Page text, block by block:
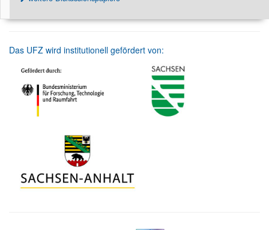
Das UFZ wird institutionell gefördert von: